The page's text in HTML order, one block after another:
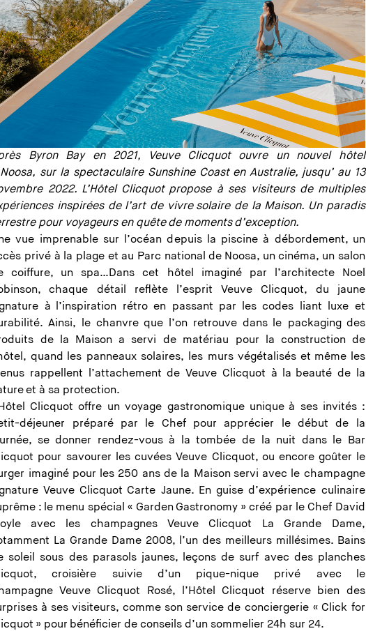
Byron Bay en 2021, Veuve Clicquot ouvre un nouvel hôtel
sur la spectaculaire Sunshine Coast en Australie, jusqu’ au 13
2022. L’Hôtel Clicquot propose à ses visiteurs de multiples
inspirées de l’art de vivre solaire de la Maison. Un paradis
pour voyageurs en quête de moments d’exception.
vue imprenable sur l’océan depuis la piscine à débordement, un
privé à la plage et au Parc national de Noosa, un cinéma, un salon
coiffure, un spa…Dans cet hôtel imaginé par l’architecte Noel
chaque détail reflète l’esprit Veuve Clicquot, du jaune
à l’inspiration rétro en passant par les codes liant luxe et
Ainsi, le chanvre que l’on retrouve dans le packaging des
de la Maison a servi de matériau pour la construction de
quand les panneaux solaires, les murs végétalisés et même les
rappellent l’attachement de Veuve Clicquot à la beauté de la
et à sa protection.
Clicquot offre un voyage gastronomique unique à ses invités :
déjeuner préparé par le Chef pour apprécier le début de la
se donner rendez-vous à la tombée de la nuit dans le Bar
pour savourer les cuvées Veuve Clicquot, ou encore goûter le
imaginé pour les 250 ans de la Maison servi avec le champagne
Veuve Clicquot Carte Jaune. En guise d’expérience culinaire
: le menu spécial « Garden Gastronomy » créé par le Chef David
avec les champagnes Veuve Clicquot La Grande Dame,
La Grande Dame 2008, l’un des meilleurs millésimes. Bains
soleil sous des parasols jaunes, leçons de surf avec des planches
croisière suivie d’un pique-nique privé avec le
Veuve Clicquot Rosé, l’Hôtel Clicquot réserve bien des
à ses visiteurs, comme son service de conciergerie « Click for
» pour bénéficier de conseils d’un sommelier 24h sur 24.